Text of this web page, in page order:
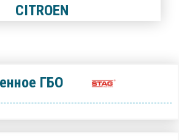
CITROEN
ГБО